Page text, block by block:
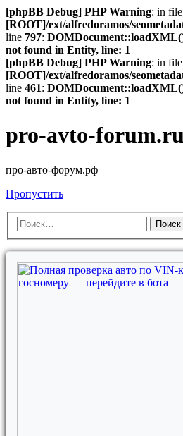
[phpBB Debug] PHP Warning: in file
[ROOT]/ext/alfredoramos/
line 797:
not found in Entity, line: 1
[phpBB Debug] PHP Warning: in file
[ROOT]/ext/alfredoramos/
line 461:
not found in Entity, line: 1
pro-avto-forum.ru
про-авто-форум.рф
Пропустить
Поиск